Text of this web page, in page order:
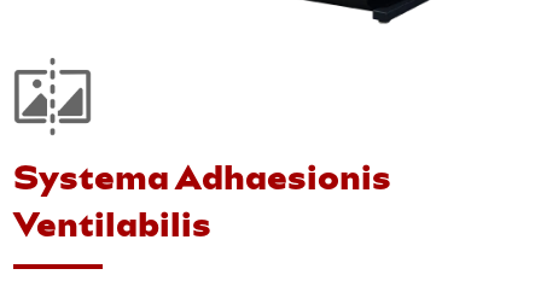
Systema Adhaesionis
Ventilabilis